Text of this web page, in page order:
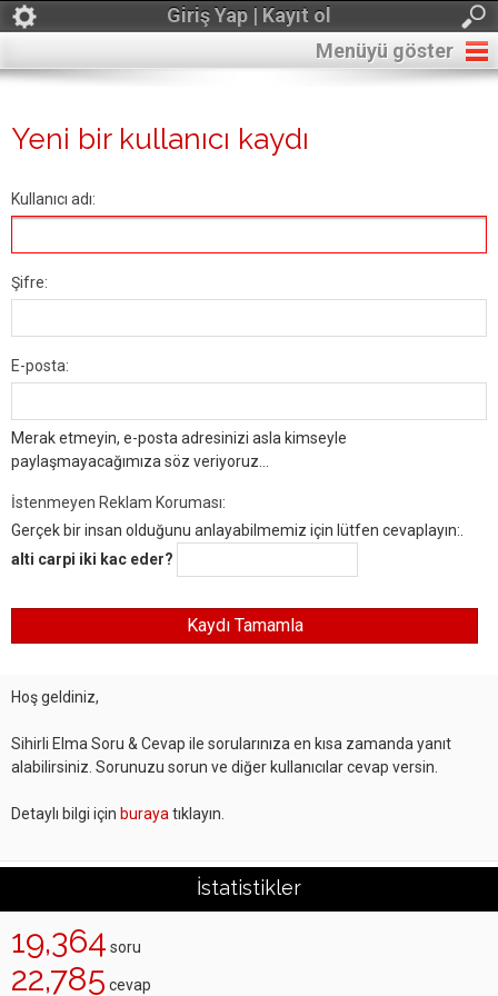
Giriş Yap | Kayıt ol
Menüyü göster
Yeni bir kullanıcı kaydı
Kullanıcı adı:
Şifre:
E-posta:
Merak etmeyin, e-posta adresinizi asla kimseyle
paylaşmayacağımıza söz veriyoruz...
İstenmeyen Reklam Koruması:
Gerçek bir insan olduğunu anlayabilmemiz için lütfen cevaplayın:.
alti carpi iki kac eder?
Hoş geldiniz,
Sihirli Elma Soru & Cevap ile sorularınıza en kısa zamanda yanıt
alabilirsiniz. Sorunuzu sorun ve diğer kullanıcılar cevap versin.
Detaylı bilgi için buraya tıklayın.
İstatistikler
19,364 soru
22,785 cevap